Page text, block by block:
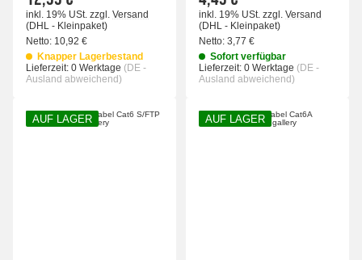
inkl. 19% USt. zzgl. Versand
(DHL - Kleinpaket)
Netto: 10,92 €
Knapper Lagerbestand
Lieferzeit: 0 Werktage (DE -
Ausland abweichend)
inkl. 19% USt. zzgl. Versand
(DHL - Kleinpaket)
Netto: 3,77 €
Sofort verfügbar
Lieferzeit: 0 Werktage (DE -
Ausland abweichend)
AUF LAGER AUF LAGER